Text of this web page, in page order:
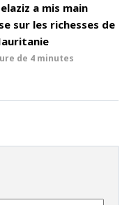
a mis main
sur les richesses de
de 4 minutes